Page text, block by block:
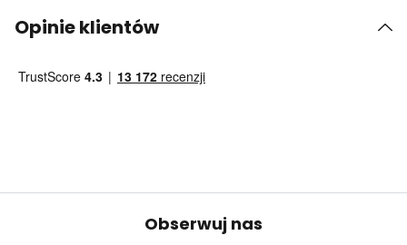
Opinie klientów
Obserwuj nas